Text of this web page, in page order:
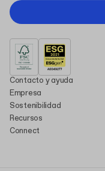
Contacto y ayuda
Empresa
Sostenibilidad
Recursos
Connect